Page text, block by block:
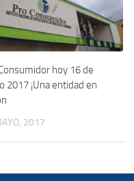
hoy 16 de
2017 ¡Una entidad en
2017